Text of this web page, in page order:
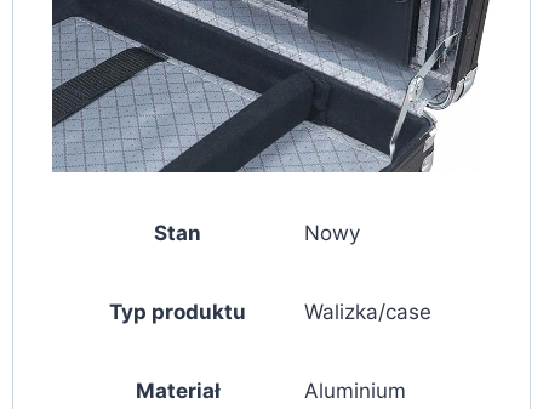
Stan Nowy
Typ produktu Walizka/case
Materiał Aluminium